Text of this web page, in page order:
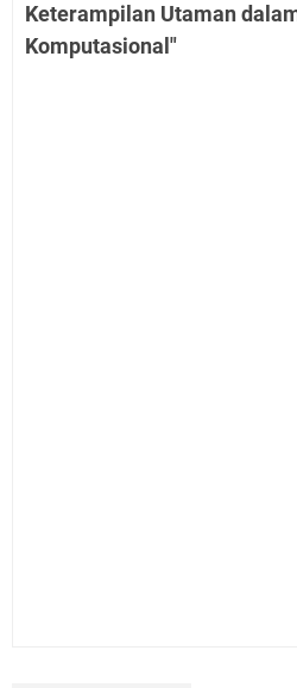
Keterampilan Utaman
Komputasional"